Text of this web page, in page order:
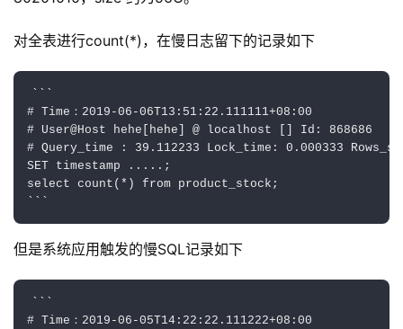
对全表进行count(*)，在慢日志留下的记录如下
# Time：2019-06-06T13:51:22.111111+08:00
# User@Host hehe[hehe] @ localhost [] Id: 868686
# Query_time : 39.112233 Lock_time: 0.000333
SET timestamp .....;
select count(*) from product_stock;
但是系统应用触发的慢SQL记录如下
# Time：2019-06-05T14:22:22.111222+08:00